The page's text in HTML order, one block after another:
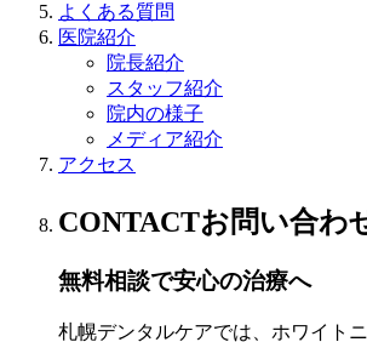
よくある質問
医院紹介
院長紹介
スタッフ紹介
院内の様子
メディア紹介
アクセス
CONTACTお問い合わ
無料相談で安心の治療へ
札幌デンタルケアでは、ホワイト